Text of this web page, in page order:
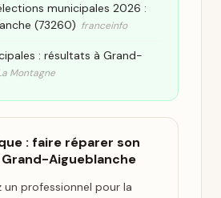
municipales 2026 :
(73260) franceinfo
: résultats à Grand-
Montagne
: faire réparer son
Aigueblanche
un professionnel pour la